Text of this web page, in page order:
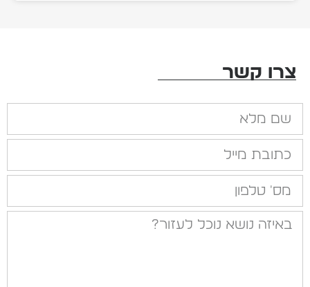
צרו קשר
שם מלא
כתובת מייל
מס' טלפון
באיזה נושא נוכל לעזור?